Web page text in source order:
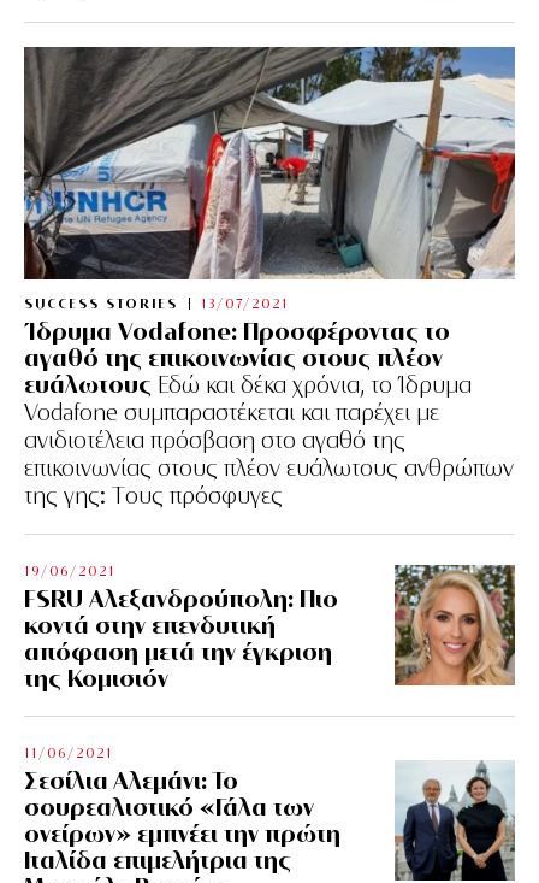
SUCCESS STORIES 13/07/2021
Ίδρυμα Vodafone: Προσφέροντας το
αγαθό της επικοινωνίας στους πλέον
ευάλωτους Εδώ και δέκα χρόνια, το Ίδρυμα
Vodafone συμπαραστέκεται και παρέχει με
ανιδιοτέλεια πρόσβαση στο αγαθό της
επικοινωνίας στους πλέον ευάλωτους ανθρώπων
της γης: Tους πρόσφυγες
19/06/2021
FSRU Αλεξανδρούπολη: Πιο
κοντά στην επενδυτική
απόφαση μετά την έγκριση
της Κομισιόν
11/06/2021
Σεσίλια Αλεμάνι: Το
σουρεαλιστικό «Γάλα των
ονείρων» εμπνέει την πρώτη
Ιταλίδα επιμελήτρια της